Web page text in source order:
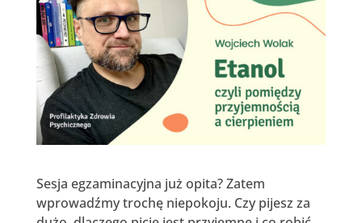
Sesja egzaminacyjna już opita? Zatem
wprowadźmy trochę niepokoju. Czy pijesz za